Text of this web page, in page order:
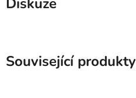
Související produkty